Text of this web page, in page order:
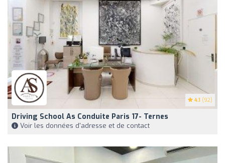
4.1 (92)
Driving School As Conduite Paris 17- Ternes
Voir les données d'adresse et de contact